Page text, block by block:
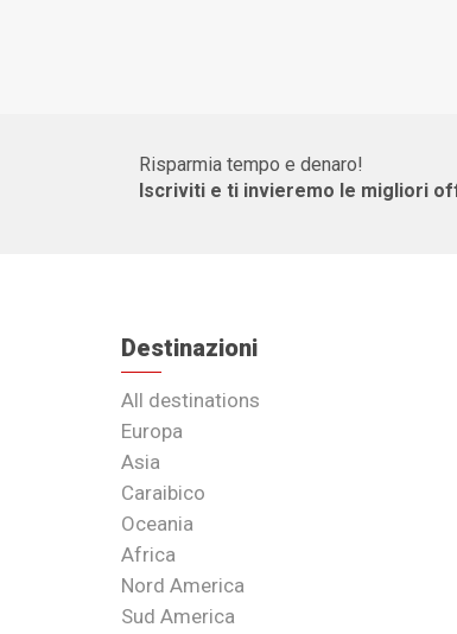
Risparmia tempo e denaro!
Iscriviti e ti invieremo le migliori
Destinazioni
All destinations
Europa
Asia
Caraibico
Oceania
Africa
Nord America
Sud America